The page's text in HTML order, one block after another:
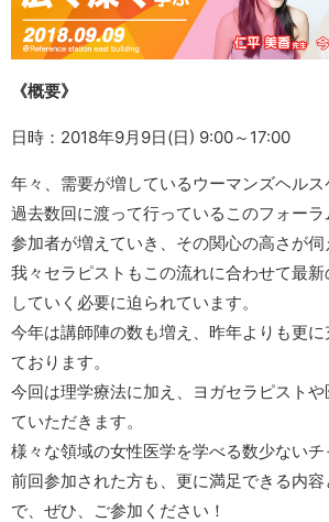
《概要》
日時：2018年9月9日(日) 9:00～17:00
年々、需要が増しているウーマンズヘルス
過去数回に渡って行っているこのフォー
参加者が増えていき、その関心の高さが伺
我々セラピストもこの流れに合わせて最
していく必要に迫られています。
今年は講師陣の数も増え、昨年よりも更
ております。
今回は理学療法に加え、ヨガセラピスト
ていただきます。
様々な領域の女性医学を学べる数少ないチ
前回参加された方も、更に満足できる内
で、ぜひ、ご参加ください！